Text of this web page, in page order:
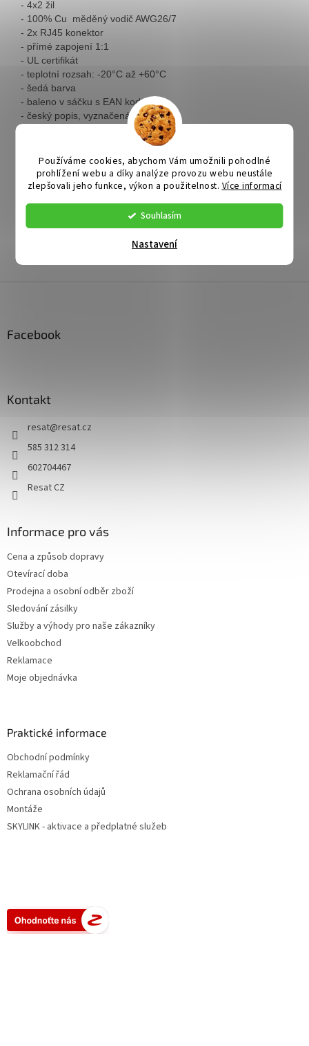
Používáme cookies, abychom Vám umožnili pohodlné
prohlížení webu a díky analýze provozu webu neustále
zlepšovali jeho funkce, výkon a použitelnost. Více informací
Souhlasím
Nastavení
- 4x2 žil
- 100% Cu měděný vodič AWG26/7
- 2x RJ45 konektor
- přímé zapojení 1:1
- UL certifikát
- teplotní rozsah: -20°C až +60°C
- šedá barva
- baleno v sáčku s EAN kodem
- český popis, vyznačená délka
Doplňkové parametry
Kategorie:
UTP a Optické kabely
EAN:
Facebook
Kontakt
resat@resat.cz
585 312 314
602704467
Resat CZ
Informace pro vás
Cena a způsob dopravy
Otevírací doba
Prodejna a osobní odběr zboží
Sledování zásilky
Služby a výhody pro naše zákazníky
Velkoobchod
Reklamace
Moje objednávka
Praktické informace
Obchodní podmínky
Reklamační řád
Ochrana osobních údajů
Montáže
SKYLINK - aktivace a předplatné služeb